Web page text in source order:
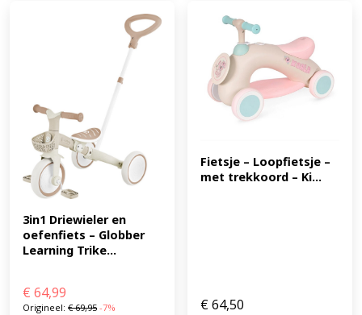
3in1 Driewieler en
oefenfiets – Globber
Learning Trike...
€ 64,99
Origineel: €69,95 -7%
Fietsje – Loopfietsje –
met trekkoord – Ki...
€64,50